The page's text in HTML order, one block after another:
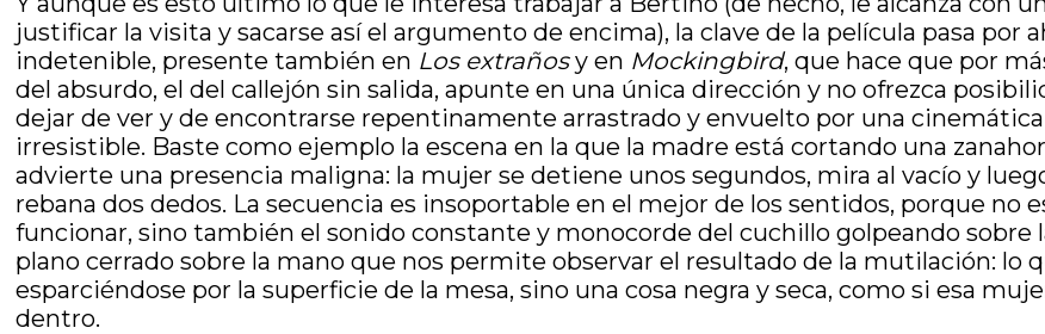
justificar la visita y sacarse así el argumento de encima), la clave de la película pasa por
indetenible, presente también en Los extrañosy en Mockingbird, que hace que por
del absurdo, el del callejón sin salida, apunte en una única dirección y no ofrezca
dejar de ver y de encontrarse repentinamente arrastrado y envuelto por una
irresistible. Baste como ejemplo la escena en la que la madre está cortando una
advierte una presencia maligna: la mujer se detiene unos segundos, mira al vacío y
rebana dos dedos. La secuencia es insoportable en el mejor de los sentidos, porque no
funcionar, sino también el sonido constante y monocorde del cuchillo golpeando sobre
plano cerrado sobre la mano que nos permite observar el resultado de la mutilación: lo
esparciéndose por la superficie de la mesa, sino una cosa negra y seca, como si esa
dentro.